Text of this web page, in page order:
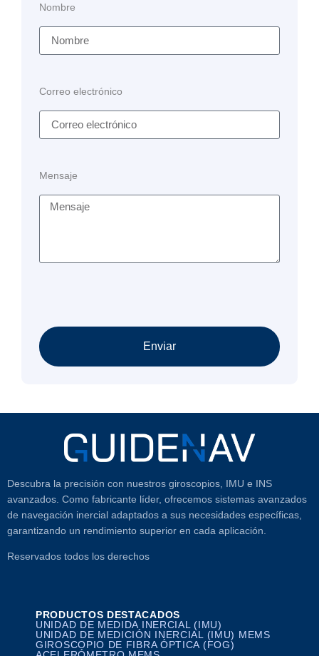
Nombre
Correo electrónico
Mensaje
Enviar
Descubra la precisión con nuestros giroscopios, IMU e INS
avanzados. Como fabricante líder, ofrecemos sistemas avanzados
de navegación inercial adaptados a sus necesidades específicas,
garantizando un rendimiento superior en cada aplicación.
Reservados todos los derechos
PRODUCTOS DESTACADOS
UNIDAD DE MEDIDA INERCIAL (IMU)
UNIDAD DE MEDICIÓN INERCIAL (IMU) MEMS
GIROSCOPIO DE FIBRA ÓPTICA (FOG)